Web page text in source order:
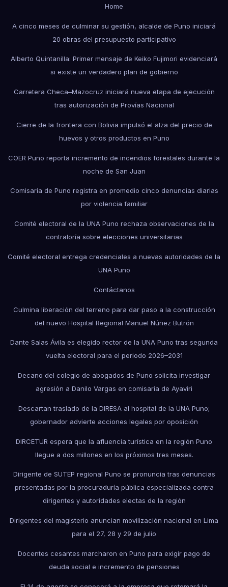
Home
A cinco meses de culminar su gestión, alcalde de Puno iniciará
20 obras del presupuesto participativo
Alberto Quintanilla: Primer mensaje de Keiko Fujimori evidenciará
si existe un verdadero plan de gobierno
Carretera Checa–Mazocruz iniciará nueva etapa de ejecución
tras autorización de Provías Nacional
Cierre de la frontera con Bolivia impulsó el alza del precio de
huevos y otros productos en Puno
COER Puno reporta incremento de incendios forestales durante la
noche de San Juan
Comisaría de Puno registra en promedio cinco denuncias diarias
por violencia familiar
Comité electoral de la UNA Puno rechaza observaciones de la
contraloría sobre elecciones universitarias
Comité electoral entrega credenciales a nuevas autoridades de la
UNA Puno
Contáctanos
Culmina liberación del terreno para dar paso a la construcción
del nuevo Hospital Regional Manuel Núñez Butrón
Dante Salas Ávila es elegido rector de la UNA Puno tras segunda
vuelta electoral para el periodo 2026–2031
Decano del colegio de abogados de Puno solicita investigar
agresión a Danilo Vargas en comisaría de Ayaviri
Descartan traslado de la DIRESA al hospital de la UNA Puno;
gobernador advierte acciones legales por oposición
DIRCETUR espera que la afluencia turística en la región Puno
llegue a dos millones en los próximos tres meses.
Dirigente de SUTEP regional Puno se pronuncia tras denuncias
presentadas por la procuraduría pública especializada contra
dirigentes y autoridades electas de la región
Dirigentes del magisterio anuncian movilización nacional en Lima
para el 27, 28 y 29 de julio
Docentes cesantes marcharon en Puno para exigir pago de
deuda social e incremento de pensiones